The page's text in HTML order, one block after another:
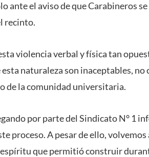
ante el aviso de que Carabineros
recinto.
violencia verbal y física tan
naturaleza son inaceptables,
de la comunidad universitaria.
por parte del Sindicato N° 1
proceso. A pesar de ello,
que permitió construir